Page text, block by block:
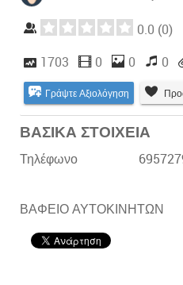
0.0 (0)
1703 0 0 0
Γράψτε Αξιολόγηση
ΒΑΣΙΚΑ ΣΤΟΙΧΕΙΑ
Τηλέφωνο
ΒΑΦΕΙΟ ΑΥΤΟΚΙΝΗΤΩΝ